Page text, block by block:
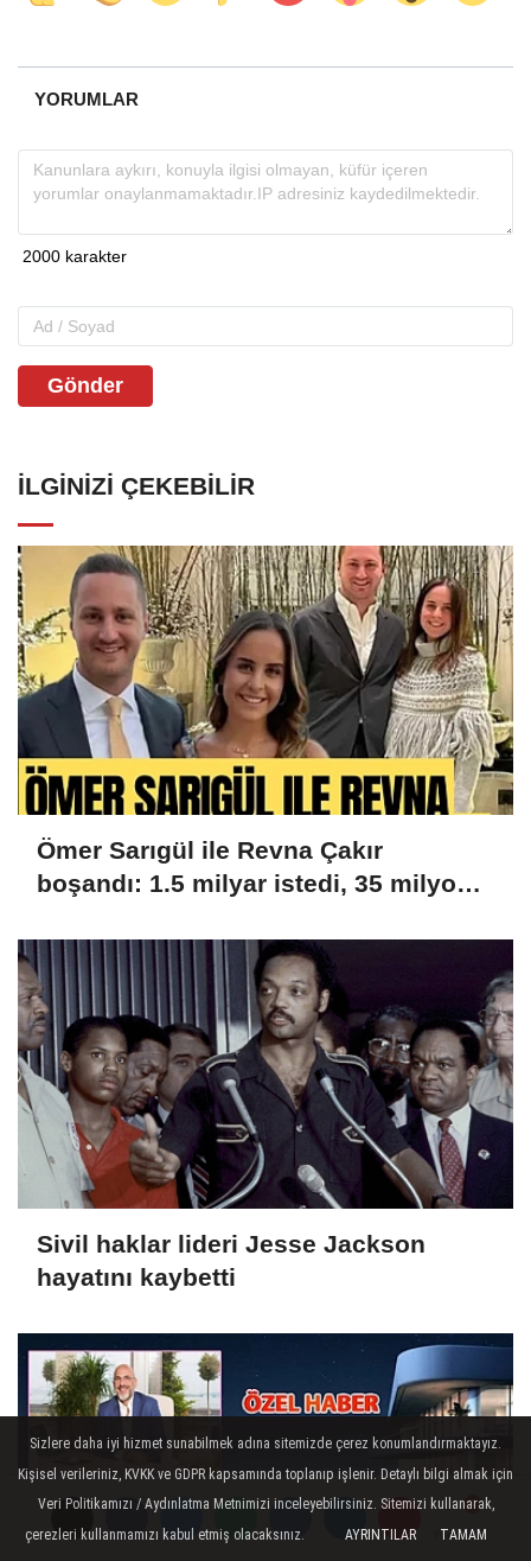
Yorumlar
Yorumlar
YORUMLAR
Gönder
İLGINIZI ÇEKEBILIR
Ömer Sarıgül ile Revna Çakır
boşandı: 1.5 milyar istedi, 35 milyon
Sivil haklar lideri Jesse Jackson
hayatını kaybetti
Sizlere daha iyi hizmet sunabilmek adına sitemizde çerez konumlandırmaktayız.
Kişisel verileriniz, KVKK ve GDPR kapsamında toplanıp işlenir. Detaylı bilgi almak için
Veri Politikamızı / Aydınlatma Metnimizi inceleyebilirsiniz. Sitemizi kullanarak,
çerezleri kullanmamızı kabul etmiş olacaksınız.
AYRINTILAR TAMAM